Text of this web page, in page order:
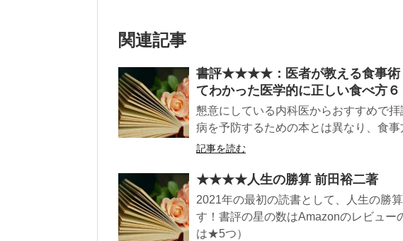
関連記事
書評★★★★：医者が教える食事
てわかった医学的に正しい食べ方６
懇意にしている内科医からおすすめで
病を予防するための本とは異なり、食
記事を読む
★★★★人生の勝算 前田裕二著
2021年の最初の読書として、人生の勝
す！書評の星の数はAmazonのレビュー
は★5つ）